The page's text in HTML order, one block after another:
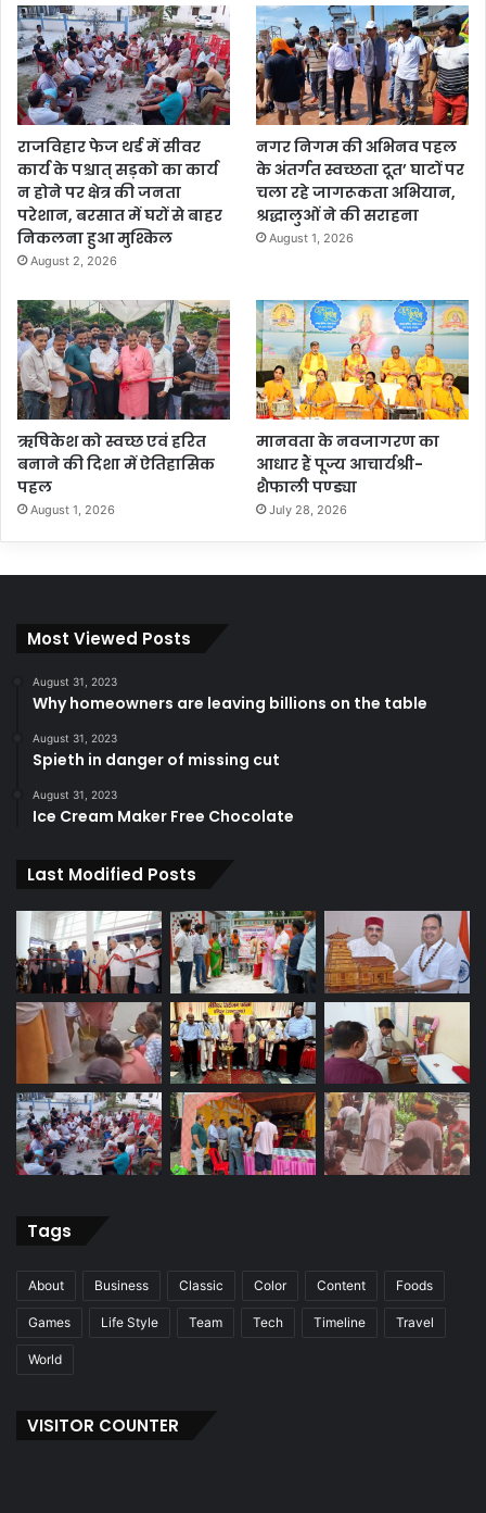
राजविहार फेज थर्ड में सीवर
कार्य के पश्चात् सड़को का कार्य
न होने पर क्षेत्र की जनता
परेशान, बरसात में घरों से बाहर
निकलना हुआ मुश्किल
August 2, 2026
नगर निगम की अभिनव पहल
के अंतर्गत स्वच्छता दूत’ घाटों पर
चला रहे जागरूकता अभियान,
श्रद्धालुओं ने की सराहना
August 1, 2026
ऋषिकेश को स्वच्छ एवं हरित
बनाने की दिशा में ऐतिहासिक
पहल
August 1, 2026
मानवता के नवजागरण का
आधार हैं पूज्य आचार्यश्री-
शैफाली पण्ड्या
July 28, 2026
Most Viewed Posts
August 31, 2023
Why homeowners are leaving billions on the table
August 31, 2023
Spieth in danger of missing cut
August 31, 2023
Ice Cream Maker Free Chocolate
Last Modified Posts
Tags
About Business Classic Color Content Foods
Games Life Style Team Tech Timeline Travel
World
VISITOR COUNTER